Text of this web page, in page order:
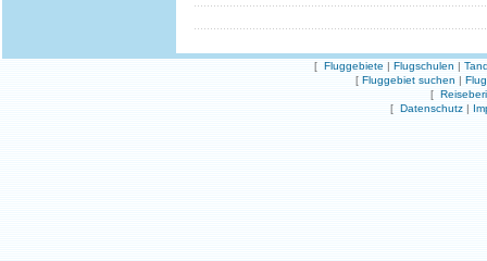
[ Fluggebiete | Flugschulen |
[ Fluggebiet suchen |
[
[ Datenschutz |